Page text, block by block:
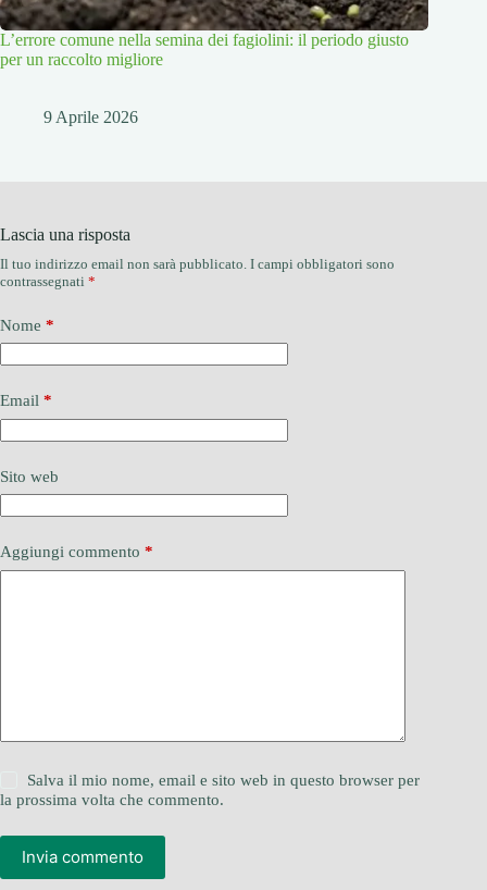
L’errore comune nella semina dei fagiolini: il periodo giusto
per un raccolto migliore
9 Aprile 2026
Lascia una risposta
Il tuo indirizzo email non sarà pubblicato. I campi obbligatori sono
contrassegnati *
Nome *
Email *
Sito web
Aggiungi commento *
Salva il mio nome, email e sito web in questo browser per
la prossima volta che commento.
Invia commento